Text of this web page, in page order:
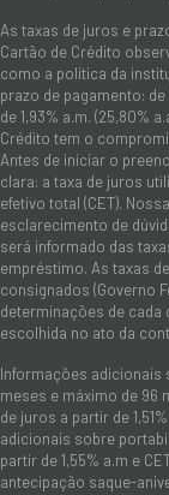
As taxas de juros e
Cartão de Crédito
como a política da
prazo de pagamento:
de 1,93% a.m. (25,80%
Crédito tem o
Antes de iniciar o
clara: a taxa de juros
efetivo total (CET).
esclarecimento de
será informado das
empréstimo. As taxas
consignados (Governo
determinações de
escolhida no ato da
Informações adicionais
meses e máximo de 96
de juros a partir de
adicionais sobre
partir de 1,55% a.m e
antecipação saque-